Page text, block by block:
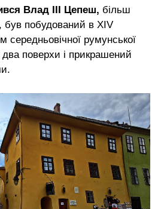
Влад III Цепеш, більш
, був побудований в XIV
середньовічної румунської
два поверхи і прикрашений